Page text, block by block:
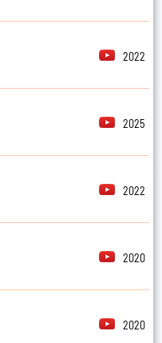
2022
2025
2022
2020
2020